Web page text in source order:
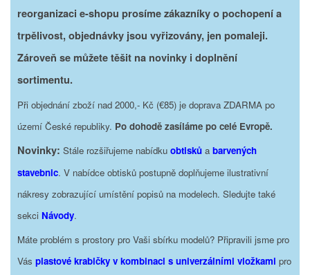
reorganizaci e-shopu prosíme zákazníky o pochopení a
trpělivost, objednávky jsou vyřizovány, jen pomaleji.
Zároveň se můžete těšit na novinky i doplnění
sortimentu.
Při objednání zboží nad 2000,- Kč (€85) je doprava ZDARMA po
území České republiky. Po dohodě zasíláme po celé Evropě.
Novinky: Stále rozšiřujeme nabídku obtisků a barvených
stavebnic. V nabídce obtisků postupně doplňujeme ilustrativní
nákresy zobrazující umístění popisů na modelech. Sledujte také
sekci Návody.
Máte problém s prostory pro Vaši sbírku modelů? Připravili jsme pro
Vás plastové krabičky v kombinaci s univerzálními vložkami pro